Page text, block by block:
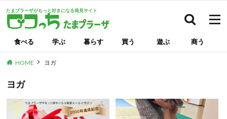
たまプラーザがもっと好きになる発見サイト
食べる 学ぶ 暮らす 買う 遊ぶ 商う
HOME ヨガ
ヨガ